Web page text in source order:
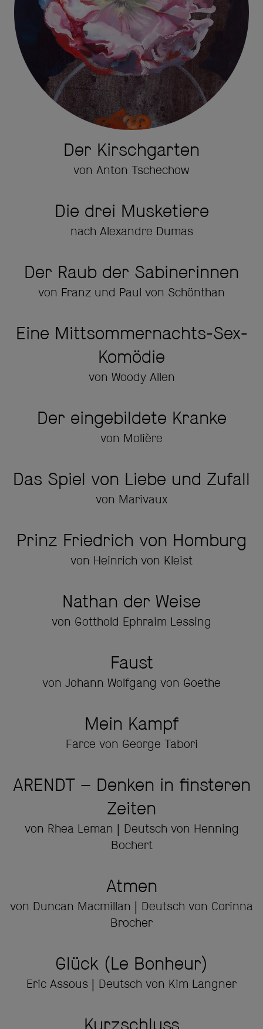
Der Kirschgarten
von Anton Tschechow
Die drei Musketiere
nach Alexandre Dumas
Der Raub der Sabinerinnen
von Franz und Paul von Schönthan
Eine Mittsommernachts-Sex-
Komödie
von Woody Allen
Der eingebildete Kranke
von Molière
Das Spiel von Liebe und Zufall
von Marivaux
Prinz Friedrich von Homburg
von Heinrich von Kleist
Nathan der Weise
von Gotthold Ephraim Lessing
Faust
von Johann Wolfgang von Goethe
Mein Kampf
Farce von George Tabori
ARENDT – Denken in finsteren
Zeiten
von Rhea Leman | Deutsch von Henning
Bochert
Atmen
von Duncan Macmillan | Deutsch von Corinna
Brocher
Glück (Le Bonheur)
Eric Assous | Deutsch von Kim Langner